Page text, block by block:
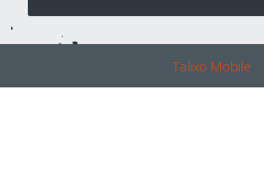
Talixo Mobile